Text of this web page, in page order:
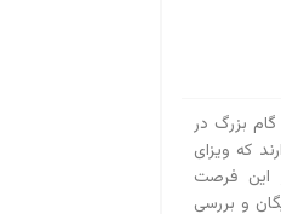
گام بزرگ در
که ویزای
این فرصت
و بررسی